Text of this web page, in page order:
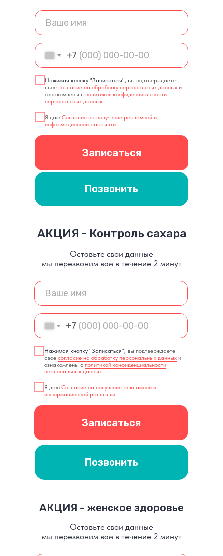
+7
Нажимая кнопку "Записаться", вы подтверждаете
свое согласие на обработку персональных данных и
ознакомлены с политикой конфиденциальности
персональных данных
Я даю Согласие на получение рекламной и
информационной рассылки
Записаться
Позвонить
АКЦИЯ - Контроль сахара
Оставьте свои данные
мы перезвоним вам в течение 2 минут
+7
Нажимая кнопку "Записаться", вы подтверждаете
свое согласие на обработку персональных данных и
ознакомлены с политикой конфиденциальности
персональных данных
Я даю Согласие на получение рекламной и
информационной рассылки
Записаться
Позвонить
АКЦИЯ - женское здоровье
Оставьте свои данные
мы перезвоним вам в течение 2 минут